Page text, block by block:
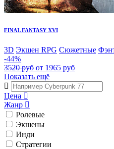
FINAL FANTASY XVI
3D Экшен RPG Сюжетные
-44%
3520 руб от 1965 руб
Показать ещё
Цена
Жанр
Ролевые
Экшены
Инди
Стратегии